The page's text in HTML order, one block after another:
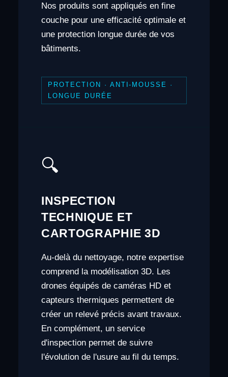
Nos produits sont appliqués en fine
couche pour une efficacité optimale et
une protection longue durée de vos
bâtiments.
PROTECTION · ANTI-MOUSSE ·
LONGUE DURÉE
🔍
INSPECTION
TECHNIQUE ET
CARTOGRAPHIE 3D
Au-delà du nettoyage, notre expertise
comprend la modélisation 3D. Les
drones équipés de caméras HD et
capteurs thermiques permettent de
créer un relevé précis avant travaux.
En complément, un service
d'inspection permet de suivre
l'évolution de l'usure au fil du temps.